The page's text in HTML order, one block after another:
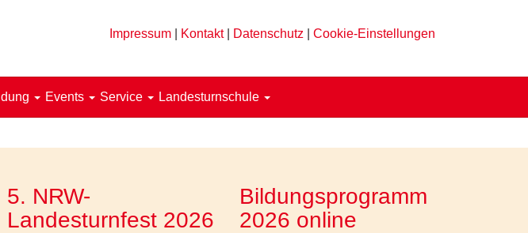
Impressum Kontakt| Datenschutz Cookie-Einstellungen
Events Service Landesturnschule
5. NRW-
Landesturnfest 2026
Bildungsprogramm
2026 online